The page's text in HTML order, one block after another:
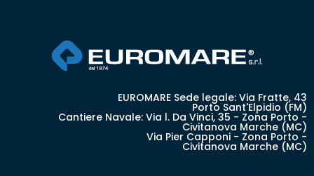
EUROMARE Sede legale: Via Fratte, 43
Porto Sant'Elpidio (FM)
Cantiere Navale: Via l. Da Vinci, 35 - Zona Porto -
Civitanova Marche (MC)
Via Pier Capponi - Zona Porto -
Civitanova Marche (MC)